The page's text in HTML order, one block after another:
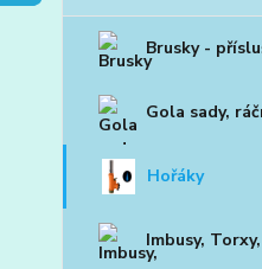
Brusky -
Gola sady,
Hořáky
Imbusy,